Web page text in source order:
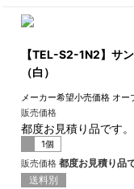
【TEL-S2-1N2】サ
（白）
メーカー希望小売価格 オー
販売価格
都度お見積り品です。
1個
販売価格 都度お見積り品で
送料別